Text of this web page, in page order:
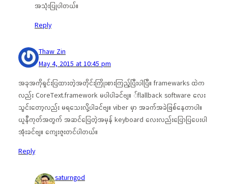
အသုံးပြုပါတယ်။
Reply
Thaw Zin
May 4, 2015 at 10:45 pm
အခုအကိုရှင်းပြထားတဲ့အတိုင်းကြိုးစားကြည့်ပြီးပါပြီ။ framewarks ထဲက
လည်း CoreText.framework မပါပါခင်ဗျ။ ်flallback software လေး
သွင်းတော့လည်း မရသေးလို့ပါခင်ဗျ။ viber မှာ အခက်အခဲဖြစ်နေတာပါ။
ယူနီကုတ်အတွက် အဆင်ပြေတဲ့အမှန် keyboard လေးလည်းပြောပြပေးပါ
အုံးခင်ဗျ။ ကျေးဇူးတင်ပါတယ်။
Reply
saturngod